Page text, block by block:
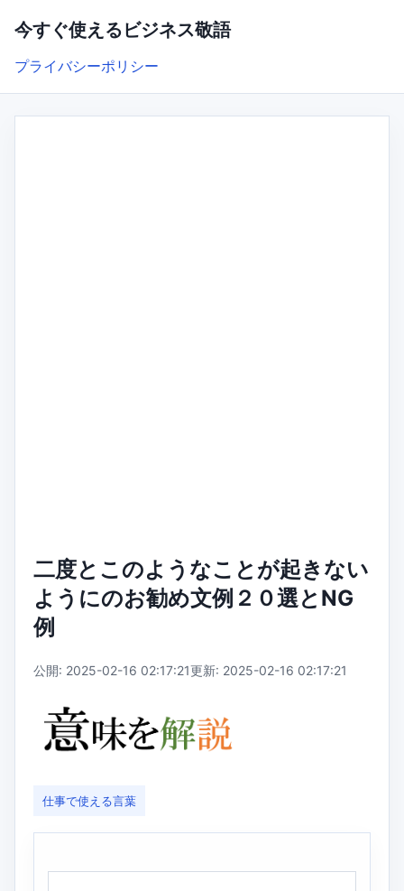
今すぐ使えるビジネス敬語
プライバシーポリシー
二度とこのようなことが起きない
ようにのお勧め文例２０選とNG
例
公開: 2025-02-16 02:17:21更新: 2025-02-16 02:17:21
仕事で使える言葉